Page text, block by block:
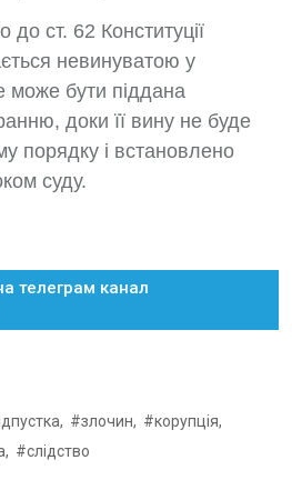
до ст. 62 Конституції
невинуватою у
може бути піддана
доки її вину не буде
порядку і встановлено
суду.
телеграм канал
#злочин, #корупція,
#слідство